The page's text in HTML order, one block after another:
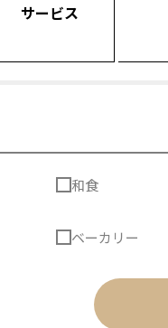
サービス
和食
ベーカリー